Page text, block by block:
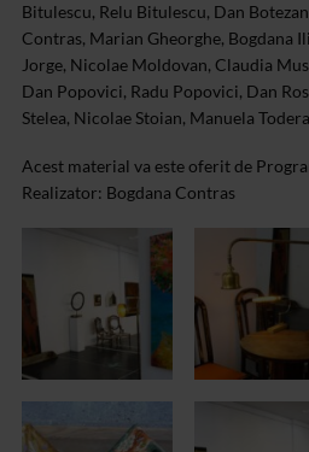
Bitulescu, Relu Bitulescu, Dan
Contras, Marian Gheorghe, Bogdana
Jorge, Nicolae Moldovan, Claudia
Dan Popovici, Radu Popovici, Dan
Stelea, Nicolae Stoian, Manuela
Acest material va este oferit de
Realizator: Bogdana Contras